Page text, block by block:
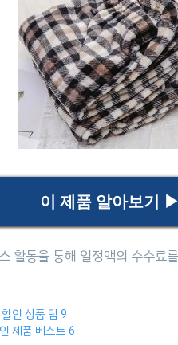
이 제품 알아보기 ▶
인 상품 탑 9
제품 베스트 6